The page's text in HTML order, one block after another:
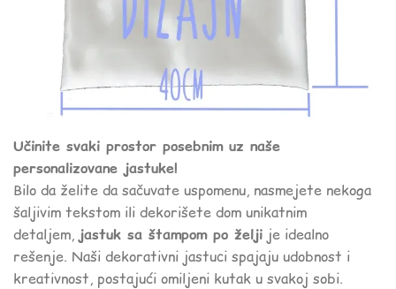
Učinite svaki prostor posebnim uz naše
personalizovane jastuke!
Bilo da želite da sačuvate uspomenu, nasmejete nekoga
šaljivim tekstom ili dekorišete dom unikatnim
detaljem, jastuk sa štampom po želji je idealno
rešenje. Naši dekorativni jastuci spajaju udobnost i
kreativnost, postajući omiljeni kutak u svakoj sobi.